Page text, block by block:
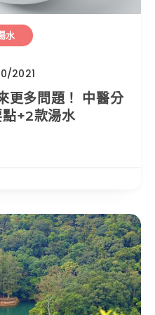
水
2021
更多問題！ 中醫分
+2款湯水